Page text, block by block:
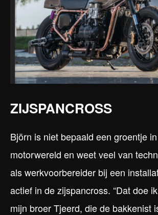
ZIJSPANCROSS
Björn is niet bepaald een groentje
motorwereld en weet veel van
als werkvoorbereider bij een
actief in de zijspancross. “Dat doe
mijn broer Tjeerd, die de bakkenist